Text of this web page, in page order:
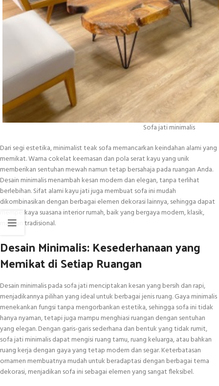
Sofa jati minimalis
Dari segi estetika, minimalist teak sofa memancarkan keindahan alami yang
memikat. Warna cokelat keemasan dan pola serat kayu yang unik
memberikan sentuhan mewah namun tetap bersahaja pada ruangan Anda.
Desain minimalis menambah kesan modern dan elegan, tanpa terlihat
berlebihan. Sifat alami kayu jati juga membuat sofa ini mudah
dikombinasikan dengan berbagai elemen dekorasi lainnya, sehingga dapat
memperkaya suasana interior rumah, baik yang bergaya modern, klasik,
maupun tradisional.
Desain Minimalis: Kesederhanaan yang
Memikat di Setiap Ruangan
Desain minimalis pada sofa jati menciptakan kesan yang bersih dan rapi,
menjadikannya pilihan yang ideal untuk berbagai jenis ruang. Gaya minimalis
menekankan fungsi tanpa mengorbankan estetika, sehingga sofa ini tidak
hanya nyaman, tetapi juga mampu menghiasi ruangan dengan sentuhan
yang elegan. Dengan garis-garis sederhana dan bentuk yang tidak rumit,
sofa jati minimalis dapat mengisi ruang tamu, ruang keluarga, atau bahkan
ruang kerja dengan gaya yang tetap modern dan segar. Keterbatasan
ornamen membuatnya mudah untuk beradaptasi dengan berbagai tema
dekorasi, menjadikan sofa ini sebagai elemen yang sangat fleksibel.